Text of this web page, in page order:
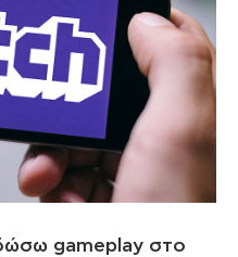
gameplay στο